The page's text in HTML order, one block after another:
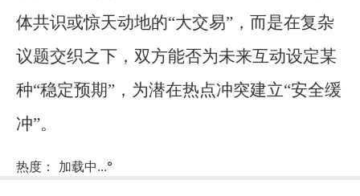
体共识或惊天动地的“大交易”，而是在复杂
议题交织之下，双方能否为未来互动设定某
种“稳定预期”，为潜在热点冲突建立“安全缓
冲”。
热度： 加载中...°